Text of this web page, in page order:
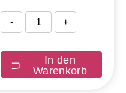
- +
In den
Warenkorb